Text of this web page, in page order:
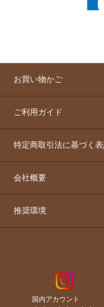
お買い物かご
ご利用ガイド
特定商取引法に基づく
会社概要
推奨環境
国内アカウント